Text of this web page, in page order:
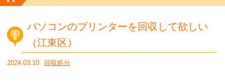
パソコンのプリンターを回収して欲しい
（江東区）
2024.03.10 回収処分